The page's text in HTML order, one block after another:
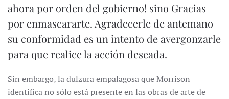
ahora por orden del gobierno! sino Gracias
por enmascararte. Agradecerle de antemano
su conformidad es un intento de avergonzarle
para que realice la acción deseada.
Sin embargo, la dulzura empalagosa que Morrison
identifica no sólo está presente en las obras de arte de